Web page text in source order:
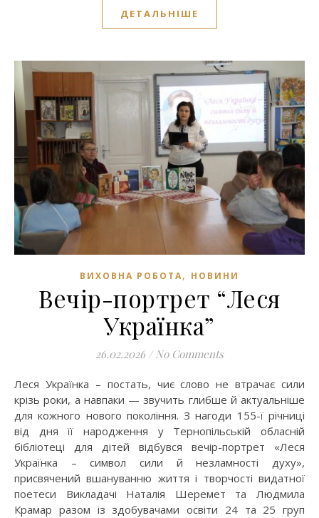
ДЕТАЛЬНІШЕ
ВИХОВНА РОБОТА, НОВИНИ
Вечір-портрет “Леся
Українка”
26.02.2026 / No Comments
Леся Українка – постать, чиє слово не втрачає сили
крізь роки, а навпаки — звучить глибше й актуальніше
для кожного нового покоління. З нагоди 155-ї річниці
від дня її народження у Тернопільській обласній
бібліотеці для дітей відбувся вечір-портрет «Леся
Українка – символ сили й незламності духу»,
присвячений вшануванню життя і творчості видатної
поетеси Викладачі Наталія Шеремет та Людмила
Крамар разом із здобувачами освіти 24 та 25 груп